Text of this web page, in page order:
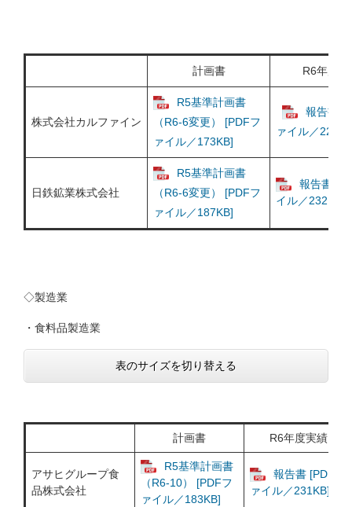
計画書 R6年度実
株式会社カルファイン
R5基準計画書
（R6-6変更） [PDFフ
ァイル／173KB]
報告書
ァイル／
日鉄鉱業株式会社
R5基準計画書
（R6-6変更） [PDFフ
ァイル／187KB]
報告書
イル／232KB]
◇製造業
・食料品製造業
表のサイズを切り替える
計画書 R6年度実績
アサヒグループ食
品株式会社
R5基準計画書
（R6-10） [PDFフ
ァイル／183KB]
報告書 [PDFフ
ァイル／231KB]